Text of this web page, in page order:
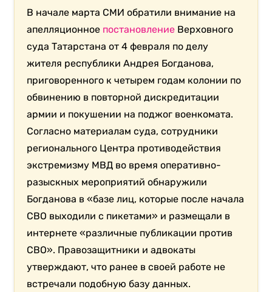
В начале марта СМИ обратили внимание на
апелляционное постановление Верховного
суда Татарстана от 4 февраля по делу
жителя республики Андрея Богданова,
приговоренного к четырем годам колонии по
обвинению в повторной дискредитации
армии и покушении на поджог военкомата.
Согласно материалам суда, сотрудники
регионального Центра противодействия
экстремизму МВД во время оперативно-
разыскных мероприятий обнаружили
Богданова в «базе лиц, которые после начала
СВО выходили с пикетами» и размещали в
интернете «различные публикации против
СВО». Правозащитники и адвокаты
утверждают, что ранее в своей работе не
встречали подобную базу данных.